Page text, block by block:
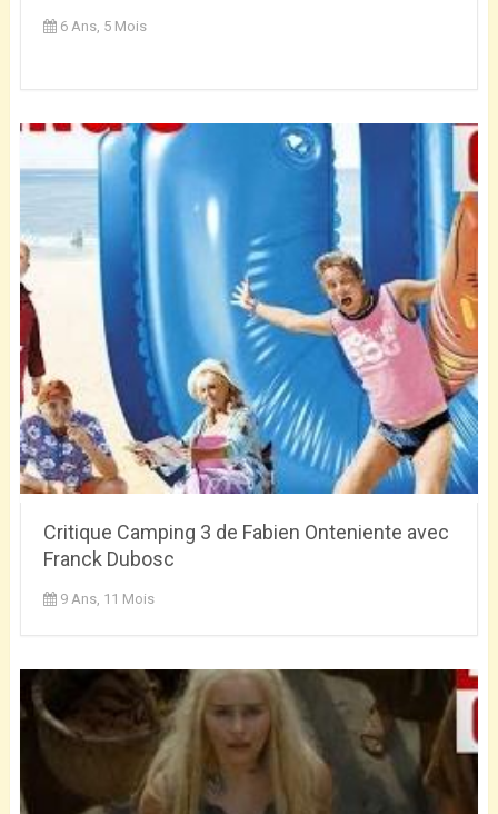
6 Ans, 5 Mois
Critique Camping 3 de Fabien Onteniente avec
Franck Dubosc
9 Ans, 11 Mois